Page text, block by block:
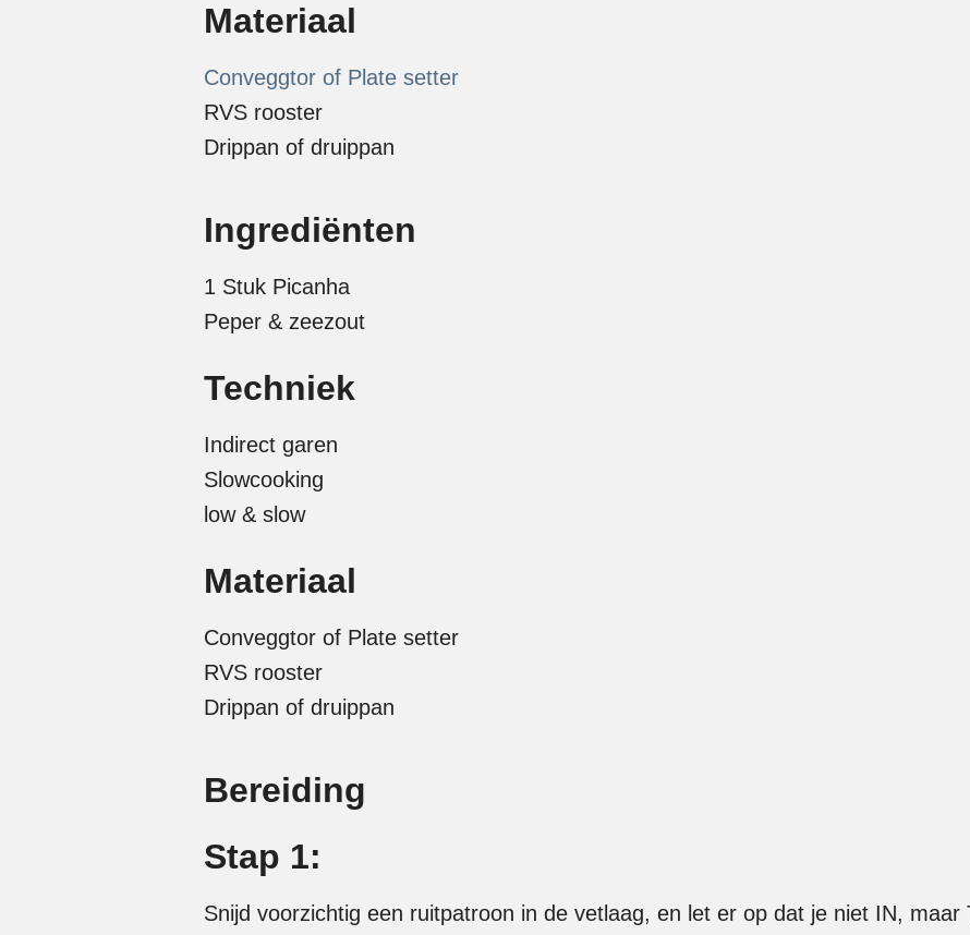
Materiaal
Conveggtor of Plate setter
RVS rooster
Drippan of druippan
Ingrediënten
1 Stuk Picanha
Peper & zeezout
Techniek
Indirect garen
Slowcooking
low & slow
Materiaal
Conveggtor of Plate setter
RVS rooster
Drippan of druippan
Bereiding
Stap 1:
Snijd voorzichtig een ruitpatroon in de vetlaag, en let er op dat je niet IN, maar